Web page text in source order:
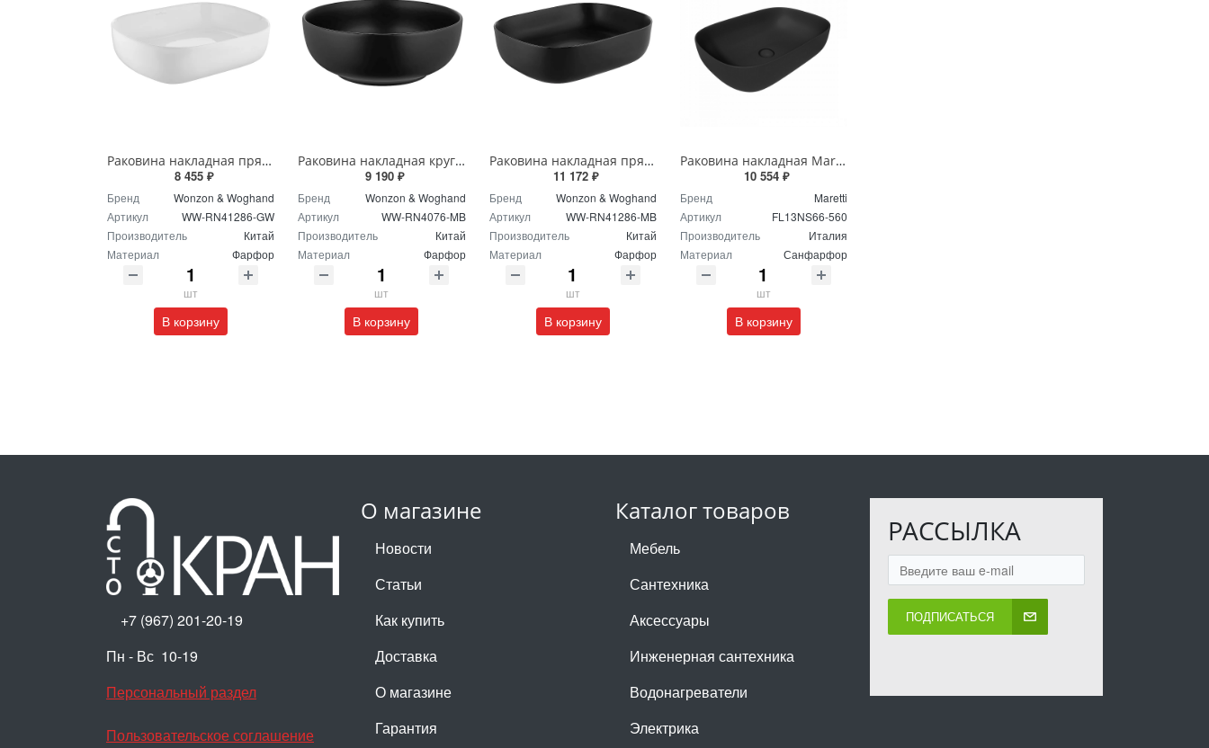
Раковина накладная прямоугольная Wonzon & Woghand TAHOE WW-RN41286-GW белая глянцевая
8 455 ₽
Бренд
Wonzon & Woghand
Артикул
WW-RN41286-GW
Производитель
Китай
Материал
Фарфор
шт
В корзину
Раковина накладная круглая Wonzon & Woghand ERIE WW-RN4076-MB черная матовая
9 190 ₽
Бренд
Wonzon & Woghand
Артикул
WW-RN4076-MB
Производитель
Китай
Материал
Фарфор
шт
В корзину
Раковина накладная прямоугольная Wonzon & Woghand TAHOE WW-RN41286-MB черная матовая
11 172 ₽
Бренд
Wonzon & Woghand
Артикул
WW-RN41286-MB
Производитель
Китай
Материал
Фарфор
шт
В корзину
Раковина накладная Maretti Florenza FL13NS66-560 61 см черная
10 554 ₽
Бренд
Maretti
Артикул
FL13NS66-560
Производитель
Италия
Материал
Санфарфор
шт
В корзину
О магазине
Новости
Статьи
Как купить
Доставка
О магазине
Гарантия
Каталог товаров
Мебель
Сантехника
Аксессуары
Инженерная сантехника
Водонагреватели
Электрика
РАССЫЛКА
ПОДПИСАТЬСЯ
+7 (967) 201-20-19
Пн - Вс 10-19
Персональный раздел
Пользовательское соглашение